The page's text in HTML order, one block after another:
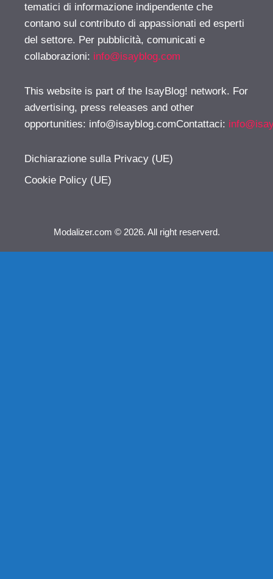
tematici di informazione indipendente che
contano sul contributo di appassionati ed esperti
del settore. Per pubblicità, comunicati e
collaborazioni: info@isayblog.com
This website is part of the IsayBlog! network. For
advertising, press releases and other
opportunities: info@isayblog.comContattaci:
Dichiarazione sulla Privacy (UE)
Cookie Policy (UE)
Modalizer.com © 2026. All right reserverd.